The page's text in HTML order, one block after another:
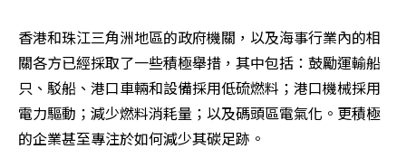
香港和珠江三角洲地區的政府機關，以及海事行業內的相
關各方已經採取了一些積極舉措，其中包括：鼓勵運輸船
只、駁船、港口車輛和設備採用低硫燃料；港口機械採用
電力驅動；減少燃料消耗量；以及碼頭區電氣化。更積極
的企業甚至專注於如何減少其碳足跡。